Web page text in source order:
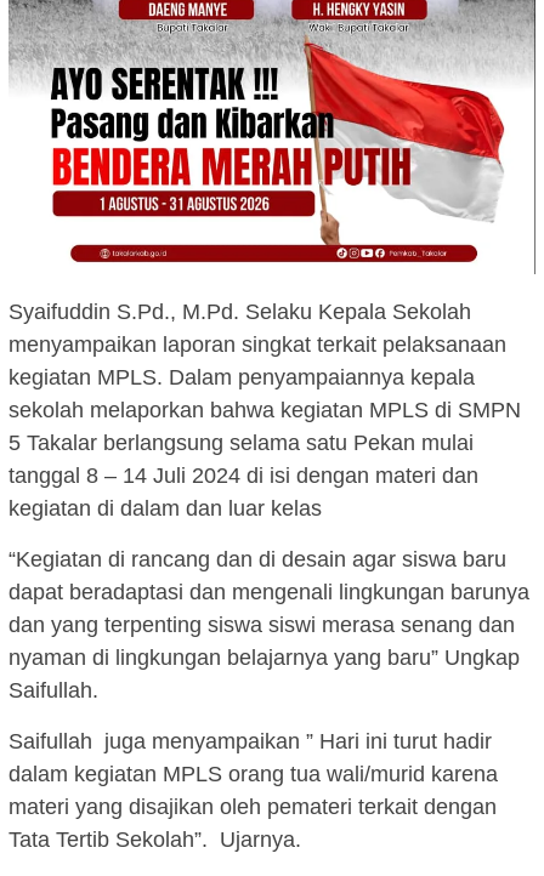
Syaifuddin S.Pd., M.Pd. Selaku Kepala Sekolah
menyampaikan laporan singkat terkait pelaksanaan
kegiatan MPLS. Dalam penyampaiannya kepala
sekolah melaporkan bahwa kegiatan MPLS di SMPN
5 Takalar berlangsung selama satu Pekan mulai
tanggal 8 – 14 Juli 2024 di isi dengan materi dan
kegiatan di dalam dan luar kelas
“Kegiatan di rancang dan di desain agar siswa baru
dapat beradaptasi dan mengenali lingkungan barunya
dan yang terpenting siswa siswi merasa senang dan
nyaman di lingkungan belajarnya yang baru” Ungkap
Saifullah.
Saifullah juga menyampaikan ” Hari ini turut hadir
dalam kegiatan MPLS orang tua wali/murid karena
materi yang disajikan oleh pemateri terkait dengan
Tata Tertib Sekolah”. Ujarnya.